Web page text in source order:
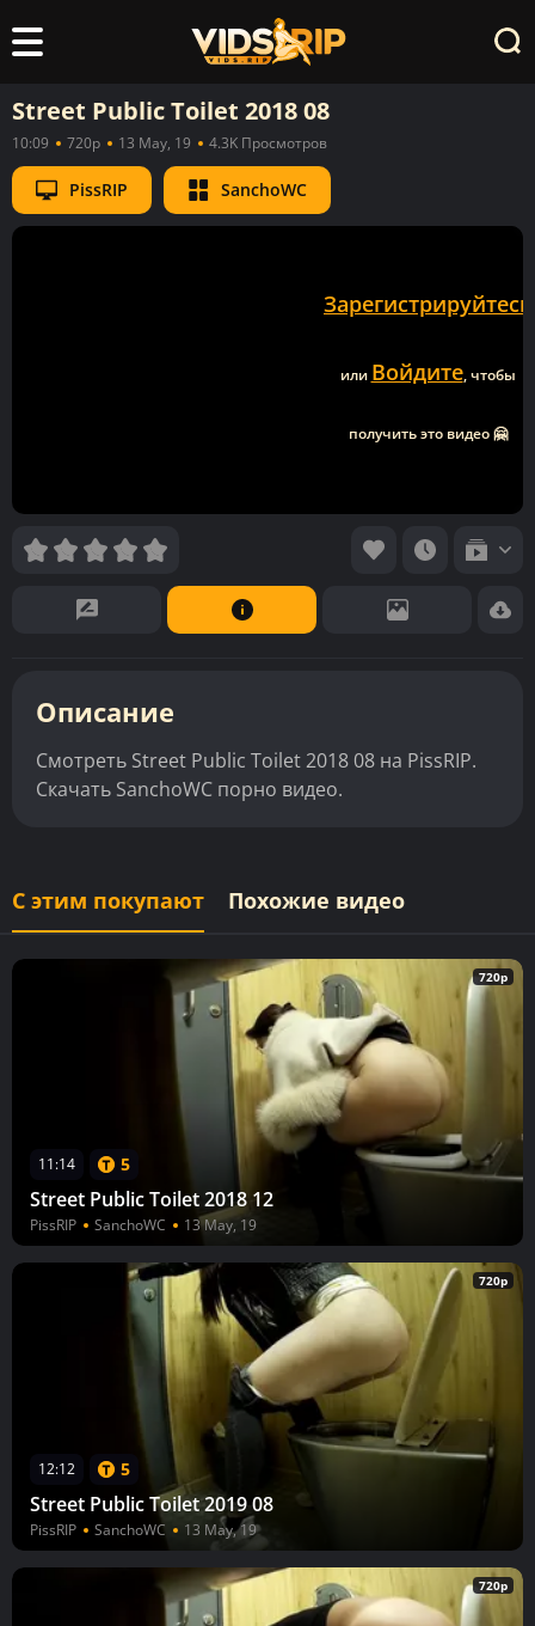
Street Public Toilet 2018 08
10:09 720p 13 May, 19 4.3K Просмотров
PissRIP SanchoWC
Зарегистрируйтесь
или Войдите, чтобы
получить это видео 🤗
Описание
Смотреть Street Public Toilet 2018 08 на PissRIP.
Скачать SanchoWC порно видео.
С этим покупают Похожие видео
720p
11:14 5
Street Public Toilet 2018 12
PissRIP SanchoWC 13 May, 19
720p
12:12 5
Street Public Toilet 2019 08
PissRIP SanchoWC 13 May, 19
720p